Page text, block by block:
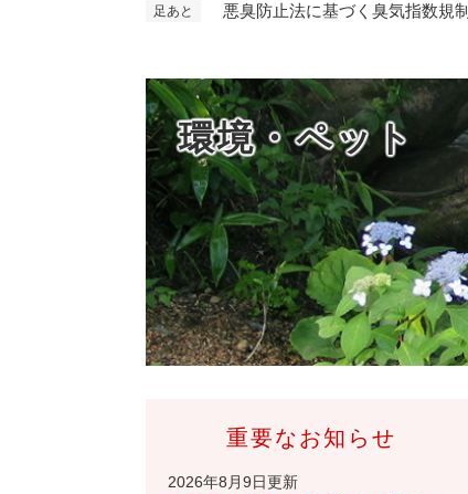
足あと 悪臭防止法に基づく臭気指数規制
環境・ペット
重要なお知らせ
2026年8月9日更新